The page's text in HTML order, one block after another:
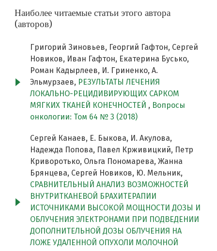
Наиболее читаемые статьи этого автора
(авторов)
Григорий Зиновьев, Георгий Гафтон, Сергей
Новиков, Иван Гафтон, Екатерина Бусько,
Роман Кадырлеев, И. Гриненко, А.
Эльмурзаев, РЕЗУЛЬТАТЫ ЛЕЧЕНИЯ
ЛОКАЛЬНО-РЕЦИДИВИРУЮЩИХ САРКОМ
МЯГКИХ ТКАНЕЙ КОНЕЧНОСТЕЙ , Вопросы
онкологии: Том 64 № 3 (2018)
Сергей Канаев, Е. Быкова, И. Акулова,
Надежда Попова, Павел Крживицкий, Петр
Криворотько, Ольга Пономарева, Жанна
Брянцева, Сергей Новиков, Ю. Мельник,
СРАВНИТЕЛЬНЫЙ АНАЛИЗ ВОЗМОЖНОСТЕЙ
ВНУТРИТКАНЕВОЙ БРАХИТЕРАПИИ
ИСТОЧНИКАМИ ВЫСОКОЙ МОЩНОСТИ ДОЗЫ И
ОБЛУЧЕНИЯ ЭЛЕКТРОНАМИ ПРИ ПОДВЕДЕНИИ
ДОПОЛНИТЕЛЬНОЙ ДОЗЫ ОБЛУЧЕНИЯ НА
ЛОЖЕ УДАЛЕННОЙ ОПУХОЛИ МОЛОЧНОЙ